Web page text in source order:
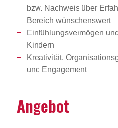
bzw. Nachweis über
Bereich wünschenswert
Einfühlungsvermögen
Kindern
Kreativität,
und Engagement
Angebot